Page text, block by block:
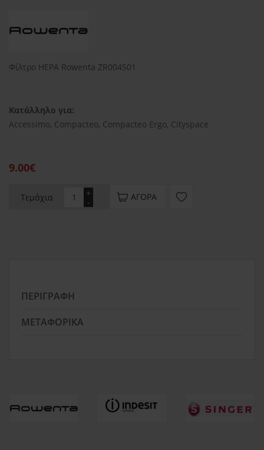
Φίλτρο HEPA Rowenta ZR004501
Κατάλληλο για:
Accessimo, Compacteo, Compacteo Ergo, Cityspace
9.00€
Τεμάχια -
+ ΑΓΟΡΆ
ΠΕΡΙΓΡΑΦΉ
ΜΕΤΑΦΟΡΙΚΆ